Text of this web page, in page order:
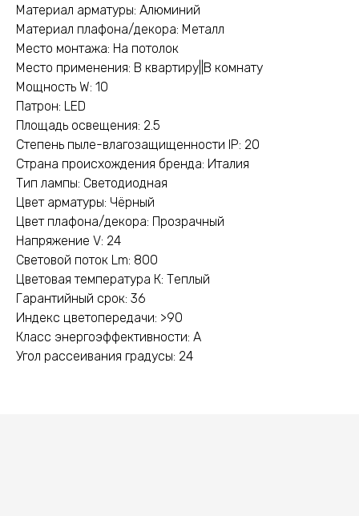
Материал арматуры: Алюминий
Материал плафона/декора: Металл
Место монтажа: На потолок
Место применения: В квартиру||В комнату
Мощность W: 10
Патрон: LED
Площадь освещения: 2.5
Степень пыле-влагозащищенности IP: 20
Страна происхождения бренда: Италия
Тип лампы: Светодиодная
Цвет арматуры: Чёрный
Цвет плафона/декора: Прозрачный
Напряжение V: 24
Световой поток Lm: 800
Цветовая температура К: Теплый
Гарантийный срок: 36
Индекс цветопередачи: >90
Класс энергоэффективности: A
Угол рассеивания градусы: 24